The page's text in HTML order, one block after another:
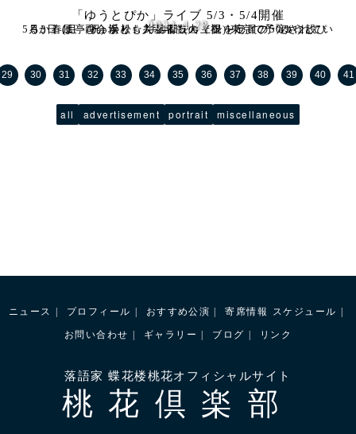
「ゆうとぴか」ライブ 5/3・5/4開催
5月3日 (月・祝) 浜松、5月4日 (火・祝) 東京で予定されている、春風亭ぴっかり☆井上侑ジョイントライブ「ゆうとぴか」は、両会場とも入場者数の上限を定員の50％に設
2021.4.28
29 30 31 32 33 34 35 36 37 38 39 40 41
all advertisement portrait miscellaneous
ニュース プロフィール おすすめ公演 寄席情報 スケジュール
お問い合わせ ギャラリー ブログ リンク
落語家 蝶花楼桃花オフィシャルサイト
桃花倶楽部